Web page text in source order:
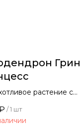
Грин
растение с
/ 1 шт